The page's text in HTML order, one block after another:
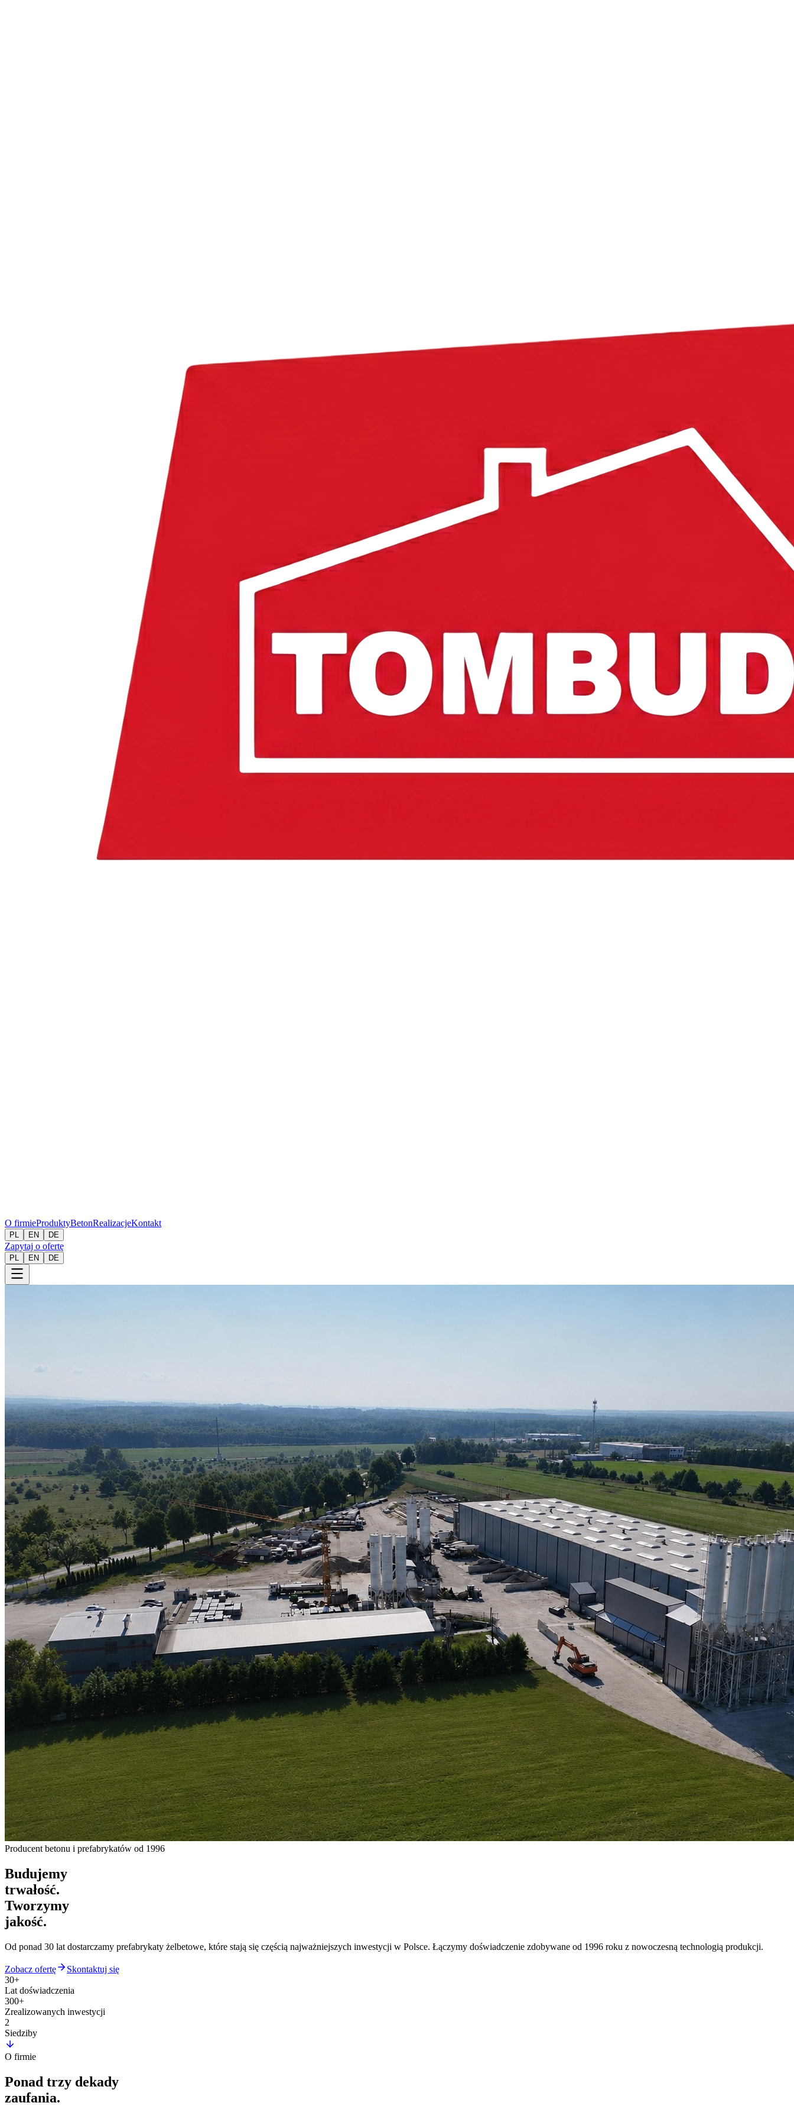
O firmieProduktyBetonRealizacjeKontakt
PL EN DE
Zapytaj o ofertę
PL EN DE
Producent betonu i prefabrykatów od 1996
Budujemy
trwałość.
Tworzymy
jakość.
Od ponad 30 lat dostarczamy prefabrykaty żelbetowe, które stają się częścią najważniejszych inwestycji w Polsce. Łączymy doświadczenie zdobywane od 1996 roku z nowoczesną technologią produkcji.
Zobacz ofertę
Skontaktuj się
30+
Lat doświadczenia
300+
Zrealizowanych inwestycji
2
Siedziby
O firmie
Ponad trzy dekady
zaufania.